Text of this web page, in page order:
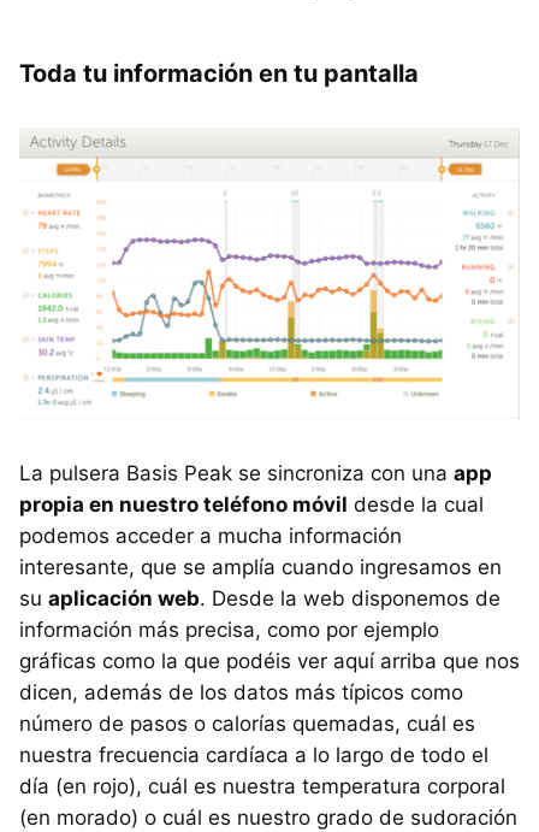
Toda tu información en tu pantalla
La pulsera Basis Peak se sincroniza con una app
propia en nuestro teléfono móvil desde la cual
podemos acceder a mucha información
interesante, que se amplía cuando ingresamos en
su aplicación web. Desde la web disponemos de
información más precisa, como por ejemplo
gráficas como la que podéis ver aquí arriba que nos
dicen, además de los datos más típicos como
número de pasos o calorías quemadas, cuál es
nuestra frecuencia cardíaca a lo largo de todo el
día (en rojo), cuál es nuestra temperatura corporal
(en morado) o cuál es nuestro grado de sudoración